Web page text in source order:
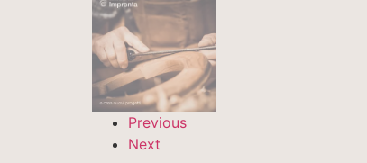
Previous
Next